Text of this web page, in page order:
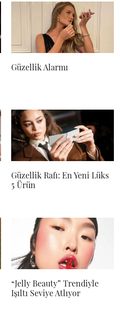
Güzellik Alarmı
Güzellik Rafı: En Yeni Lüks
5 Ürün
“Jelly Beauty” Trendiyle
Işıltı Seviye Atlıyor